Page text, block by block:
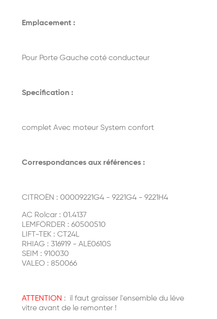
Emplacement :
Pour Porte Gauche coté conducteur
Specification :
complet Avec moteur System confort
Correspondances aux références :
CITROËN : 00009221G4 - 9221G4 - 9221H4
AC Rolcar : 01.4137
LEMFÖRDER : 60500510
LIFT-TEK : CT24L
RHIAG : 316919 - ALE0610S
SEIM : 910030
VALEO : 850066
ATTENTION : il faut graisser l'ensemble du léve
vitre avant de le remonter !